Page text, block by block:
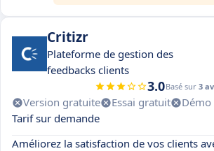
Critizr
Plateforme de gestion des
feedbacks clients
3.0Basé sur 3
Version gratuite Essai gratuit
Tarif sur demande
Améliorez la satisfaction de vos clients